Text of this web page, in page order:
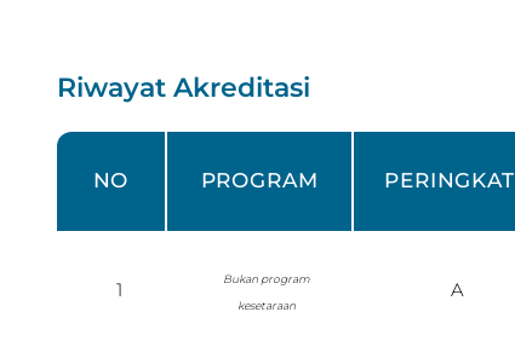
Riwayat Akreditasi
NO PROGRAM PERINGKAT
1
Bukan program
kesetaraan
A